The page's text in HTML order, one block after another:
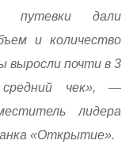
путевки дали
и количество
выросли почти в 3
чек», —
лидера
«Открытие».